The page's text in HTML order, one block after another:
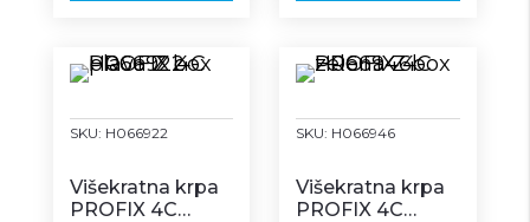
SKU: H066922
Višekratna krpa
PROFIX 4C
SKU: H066946
Višekratna krpa
PROFIX 4C